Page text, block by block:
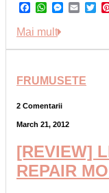
Facebook
WhatsApp
Messenger
Email
Mai mult
FRUMUSETE
2 Comentarii
March 21, 2012
[REVIEW]
REPAIR